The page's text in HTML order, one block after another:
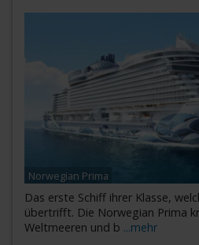
Norwegian Prima
Das erste Schiff ihrer Klasse,
übertrifft. Die Norwegian Prima
Weltmeeren und b ...mehr